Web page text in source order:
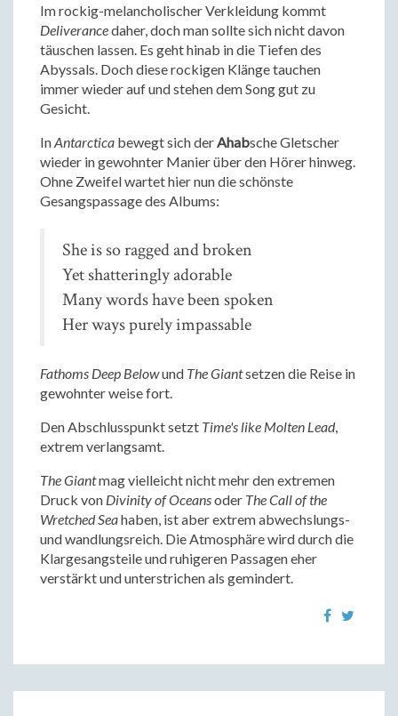
Im rockig-melancholischer Verkleidung kommt
Deliverancedaher, doch man sollte sich nicht davon
täuschen lassen. Es geht hinab in die Tiefen des
Abys­sals. Doch diese rockigen Klänge tauchen
immer wieder auf und stehen dem Song gut zu
Gesicht.
InAntarctica bewegt sich derAhabsche Gletscher
wieder in gewohnter Manier über den Hörer hinweg.
Ohne Zweifel wartet hier nun die schönste
Gesangspassage des Albums:
She is so ragged and broken
Yet shatteringly adorable
Many words have been spoken
Her ways purely impassable
Fathoms Deep Belowund The Giantsetzen die Reise in
gewohnter weise fort.
Den Abschlusspunkt setzt Time's like Molten Lead,
extrem verlangsamt.
The Giantmag vielleicht nicht mehr den extremen
Druck von Divinity of Oceansoder The Call of the
Wretched Seahaben, ist aber extrem abwechslungs-
und wandlungsreich. Die Atmosphäre wird durch die
Klargesangsteile und ruhigeren Passagen eher
verstärkt und unterstrichen als gemindert.